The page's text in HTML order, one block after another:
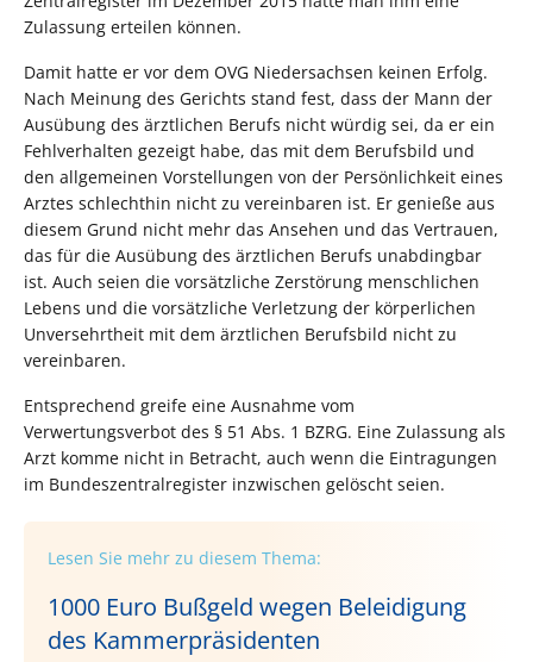
Zulassung erteilen können.
Damit hatte er vor dem OVG Niedersachsen keinen Erfolg.
Nach Meinung des Gerichts stand fest, dass der Mann der
Ausübung des ärztlichen Berufs nicht würdig sei, da er ein
Fehlverhalten gezeigt habe, das mit dem Berufsbild und
den allgemeinen Vorstellungen von der Persönlichkeit eines
Arztes schlechthin nicht zu vereinbaren ist. Er genieße aus
diesem Grund nicht mehr das Ansehen und das Vertrauen,
das für die Ausübung des ärztlichen Berufs unabdingbar
ist. Auch seien die vorsätzliche Zerstörung menschlichen
Lebens und die vorsätzliche Verletzung der körperlichen
Unversehrtheit mit dem ärztlichen Berufsbild nicht zu
vereinbaren.
Entsprechend greife eine Ausnahme vom
Verwertungsverbot des § 51 Abs. 1 BZRG. Eine Zulassung als
Arzt komme nicht in Betracht, auch wenn die Eintragungen
im Bundeszentralregister inzwischen gelöscht seien.
Lesen Sie mehr zu diesem Thema:
1000 Euro Bußgeld wegen Beleidigung
des Kammerpräsidenten